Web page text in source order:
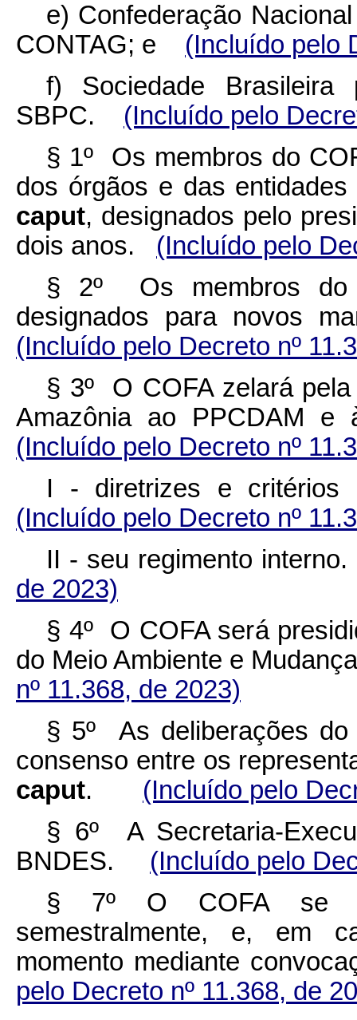
e) Confederação
CONTAG; e (Incluído pelo
f) Sociedade
SBPC. (Incluído pelo
§ 1º Os membros do
dos órgãos e das
caput, designados pelo
dois anos. (Incluído pelo
§ 2º Os membros do
designados para novos
(Incluído pelo Decreto nº
§ 3º O COFA zelará
Amazônia ao PPCDAM
(Incluído pelo Decreto nº
I - diretrizes e
(Incluído pelo Decreto nº
II - seu regimento
de 2023)
§ 4º O COFA será
do Meio Ambiente e
nº 11.368, de 2023)
§ 5º As deliberações do
consenso entre os
caput. (Incluído pelo
§ 6º A Secretaria-
BNDES. (Incluído pelo
§ 7º O COFA se
semestralmente, e, em
momento mediante
pelo Decreto nº 11.368, de